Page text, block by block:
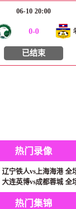
06-10 20:00
0-0
已结束
热门录像
辽宁铁人vs上海海港 全
大连英博vs成都蓉城 全
热门集锦